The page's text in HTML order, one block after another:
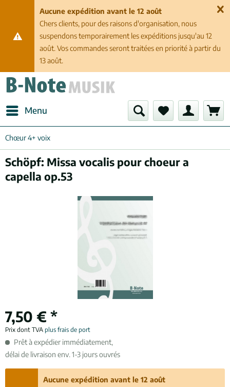
Aucune expédition avant le 12 août
Chers clients, pour des raisons d'organisation, nous
suspendons temporairement les expéditions jusqu'au 12
août. Vos commandes seront traitées en priorité à partir du
13 août.
Menu
Chœur 4+ voix
Schöpf: Missa vocalis pour choeur a
capella op.53
7,50 € *
Prix dont TVA plus frais de port
Prêt à expédier immédiatement,
délai de livraison env. 1-3 jours ouvrés
Aucune expédition avant le 12 août